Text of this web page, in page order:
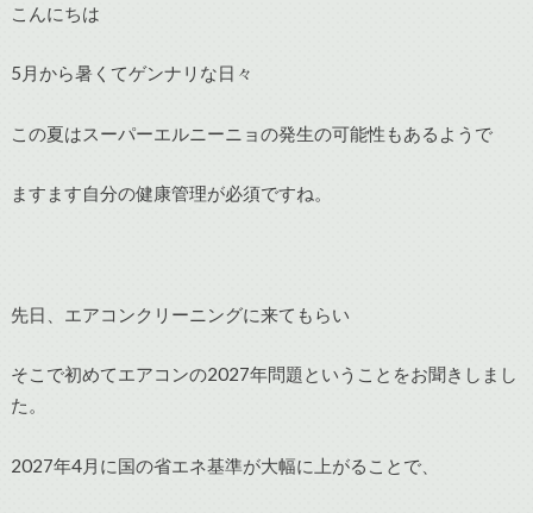
こんにちは
5月から暑くてゲンナリな日々
この夏はスーパーエルニーニョの発生の可能性もあるようで
ますます自分の健康管理が必須ですね。
先日、エアコンクリーニングに来てもらい
そこで初めてエアコンの2027年問題ということをお聞きしまし
た。
2027年4月に国の省エネ基準が大幅に上がることで、